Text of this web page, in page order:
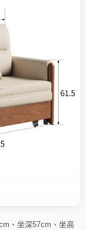
、坐深57cm、坐高